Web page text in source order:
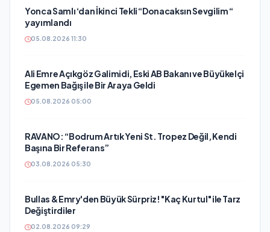
Yonca Samlı ‘dan İkinci Tekli “Donacaksın Sevgilim “
yayımlandı
05.08.2026 11:30
Ali Emre Açıkgöz Galimidi, Eski AB Bakanı ve Büyükelçi
Egemen Bağış ile Bir Araya Geldi
05.08.2026 05:00
RAVANO: “Bodrum Artık Yeni St. Tropez Değil, Kendi
Başına Bir Referans”
03.08.2026 05:30
Bullas & Emry'den Büyük Sürpriz! "Kaç Kurtul" ile Tarz
Değiştirdiler
02.08.2026 09:29